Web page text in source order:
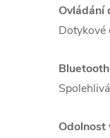
Ovládání
Dotykové
Odolnost